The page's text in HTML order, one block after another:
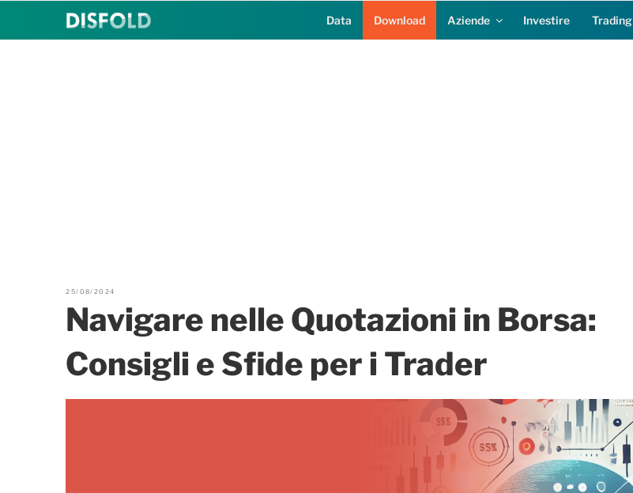
Data Download Aziende Investire Trading
25/08/2024
Navigare nelle Quotazioni in Borsa:
Consigli e Sfide per i Trader